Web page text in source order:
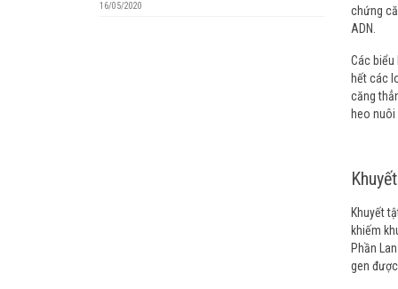
chứng
ADN.
Các
hết các
căng
heo nuôi
Khuyết
khiếm
Phần
gen
16/05/2020